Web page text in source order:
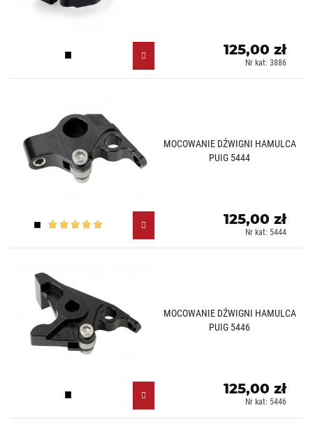
Czarny (N)
125,00 zł
Nr kat: 3886
MOCOWANIE DŹWIGNI HAMULCA
PUIG 5444
Czarny (N)
125,00 zł
Nr kat: 5444
MOCOWANIE DŹWIGNI HAMULCA
PUIG 5446
Czarny (N)
125,00 zł
Nr kat: 5446